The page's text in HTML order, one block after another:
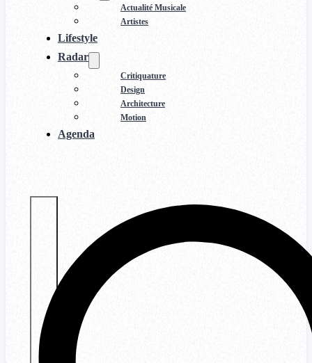
Actualité Musicale
Artistes
Lifestyle
Radar
Critiquature
Design
Architecture
Motion
Agenda